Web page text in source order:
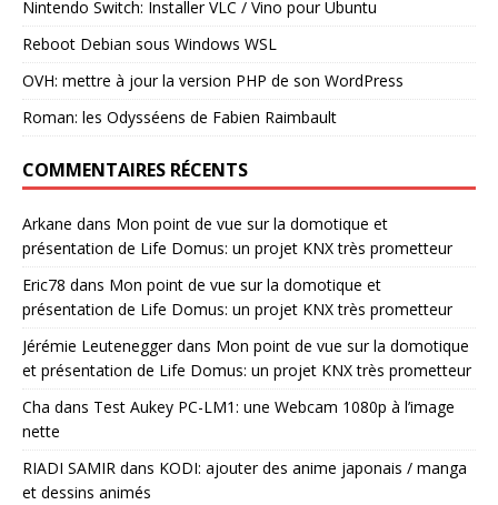
Nintendo Switch: Installer VLC / Vino pour Ubuntu
Reboot Debian sous Windows WSL
OVH: mettre à jour la version PHP de son WordPress
Roman: les Odysséens de Fabien Raimbault
COMMENTAIRES RÉCENTS
Arkane dans Mon point de vue sur la domotique et
présentation de Life Domus: un projet KNX très prometteur
Eric78 dans Mon point de vue sur la domotique et
présentation de Life Domus: un projet KNX très prometteur
Jérémie Leuteneggerdans Mon point de vue sur la domotique
et présentation de Life Domus: un projet KNX très prometteur
Cha dans Test Aukey PC-LM1: une Webcam 1080p à l’image
nette
RIADI SAMIR dans KODI: ajouter des anime japonais / manga
et dessins animés